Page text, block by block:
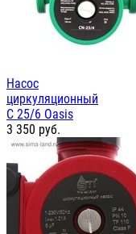
Насос
циркуляционный
С 25/6 Oasis
3 350 руб.